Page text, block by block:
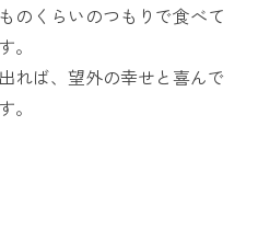
のくらいのつもりで食べて
。
れば、望外の幸せと喜んで
。